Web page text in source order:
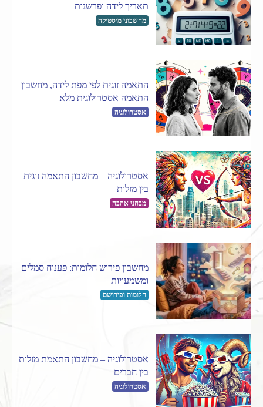
תאריך לידה ופרשנות
מחשבוני מיסטיקה
התאמה זוגית לפי מפת לידה, מחשבון
התאמה אסטרולוגית מלא
אסטרולוגיה
אסטרולוגיה – מחשבון התאמה זוגית
בין מזלות
מבחני אהבה
מחשבון פירוש חלומות: פענוח סמלים
ומשמעויות
חלומות ופירושם
אסטרולוגיה – מחשבון התאמת מזלות
בין חברים
אסטרולוגיה